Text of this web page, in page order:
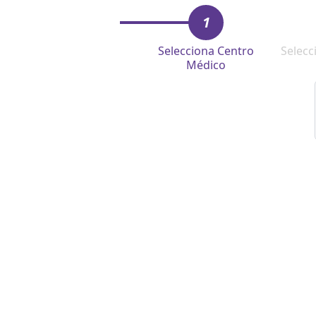
1
Selecciona Centro
Médico